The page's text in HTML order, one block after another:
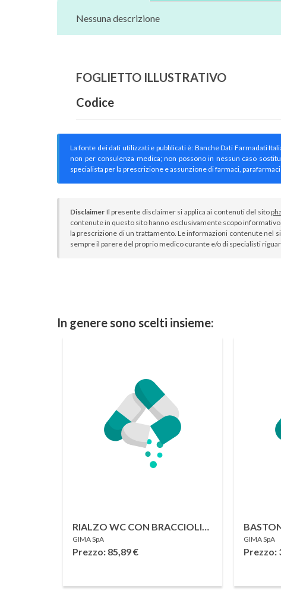
Nessuna descrizione
FOGLIETTO ILLUSTRATIVO
Codice
La fonte dei dati utilizzati e pubblicati è: Banche Dati Farmadati
non per consulenza medica; non possono in nessun caso
specialista per la prescrizione e assunzione di farmaci,
Disclaimer Il presente disclaimer si applica ai contenuti del sito
contenute in questo sito hanno esclusivamente scopo
la prescrizione di un trattamento. Le informazioni contenute nel
sempre il parere del proprio medico curante e/o di specialisti
In genere sono scelti insieme:
RIALZO WC CON BRACCIOLI
RECLINABILI 12,5 CM
GIMA SpA
Prezzo: 85,89€
GIMA SpA
Prezzo: